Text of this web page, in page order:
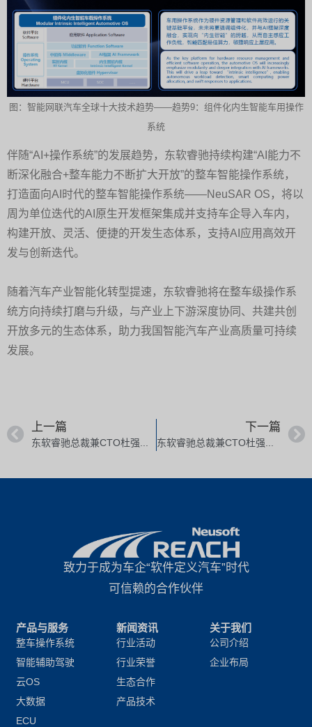
图：智能网联汽车全球十大技术趋势——趋势9：组件化内生智能车用操作
系统
伴随“AI+操作系统”的发展趋势，东软睿驰持续构建“AI能力不
断深化融合+整车能力不断扩大开放”的整车智能操作系统，
打造面向AI时代的整车智能操作系统——NeuSAR OS，将以
周为单位迭代的AI原生开发框架集成并支持车企导入车内，
构建开放、灵活、便捷的开发生态体系，支持AI应用高效开
发与创新迭代。
随着汽车产业智能化转型提速，东软睿驰将在整车级操作系
统方向持续打磨与升级，与产业上下游深度协同、共建共创
开放多元的生态体系，助力我国智能汽车产业高质量可持续
发展。
上一篇
东软睿驰总裁兼CTO杜强：AI时代下汽车软件架构的机遇与挑战
下一篇
东软睿驰总裁兼CTO杜强：AI时代下整车操作系统的思考与实践
致力于成为车企“软件定义汽车”时代
可信赖的合作伙伴
产品与服务
整车操作系统
智能辅助驾驶
云OS
大数据
ECU
新闻资讯
行业活动
行业荣誉
生态合作
产品技术
关于我们
公司介绍
企业布局